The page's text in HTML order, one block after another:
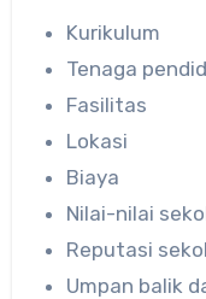
Kurikulum
Tenaga
Fasilitas
Lokasi
Biaya
Nilai-nilai
Reputasi
Umpan balik